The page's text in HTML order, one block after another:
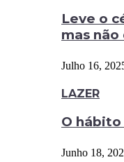
Leve o
mas não
Julho 16,
LAZER
O
Junho 18,